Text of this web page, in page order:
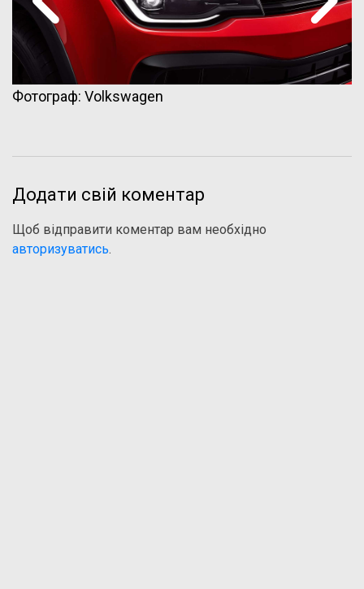
Фотограф: Volkswagen
Додати свій коментар
Щоб відправити коментар вам необхідно
авторизуватись.